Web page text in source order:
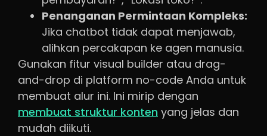
Penanganan Permintaan Kompleks:
Jika chatbot tidak dapat menjawab,
alihkan percakapan ke agen manusia.
Gunakan fitur visual builder atau drag-
and-drop di platform no-code Anda untuk
membuat alur ini. Ini mirip dengan
membuat struktur konten yang jelas dan
mudah diikuti.